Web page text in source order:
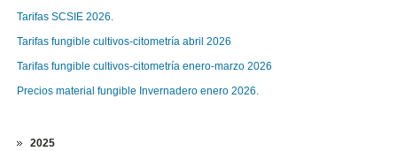
Tarifas SCSIE 2026.
Tarifas fungible cultivos-citometría abril 2026
Tarifas fungible cultivos-citometría enero-marzo 2026
Precios material fungible Invernadero enero 2026.
2025